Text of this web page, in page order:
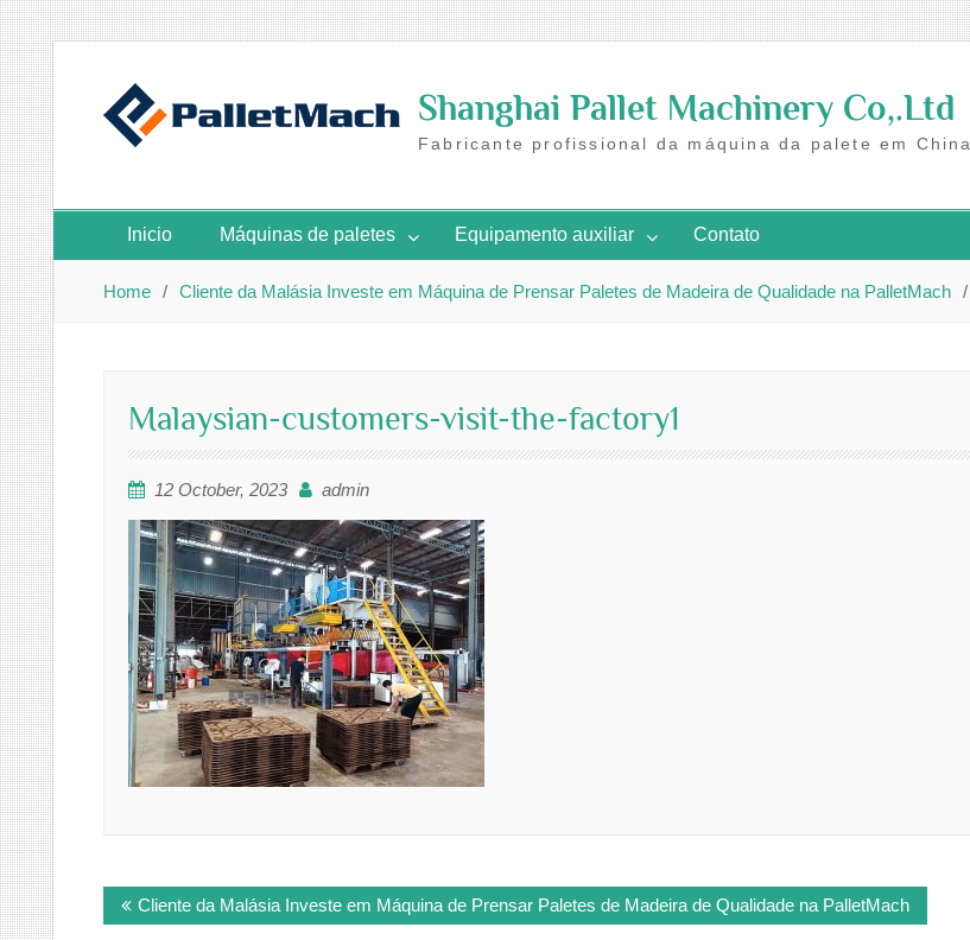
Skip
to
content
Shanghai Pallet Machinery Co,.Ltd
Fabricante profissional da máquina da palete em China
Inicio Máquinas de paletes Equipamento auxiliar Contato
Home Cliente da Malásia Investe em Máquina de Prensar Paletes de Madeira de Qualidade na PalletMach
Malaysian-customers-visit-the-factory1
12 October, 2023 admin
Post
navigation
Cliente da Malásia Investe em Máquina de Prensar Paletes de Madeira de Qualidade na PalletMach